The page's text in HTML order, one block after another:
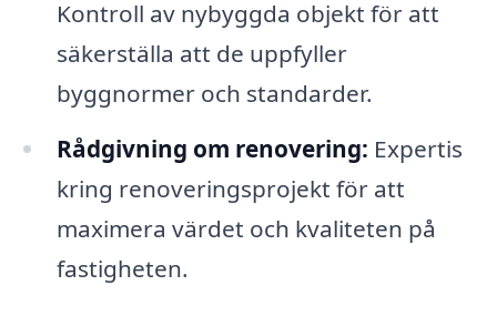
Kontroll av nybyggda objekt för att
säkerställa att de uppfyller
byggnormer och standarder.
Rådgivning om renovering: Expertis
kring renoveringsprojekt för att
maximera värdet och kvaliteten på
fastigheten.